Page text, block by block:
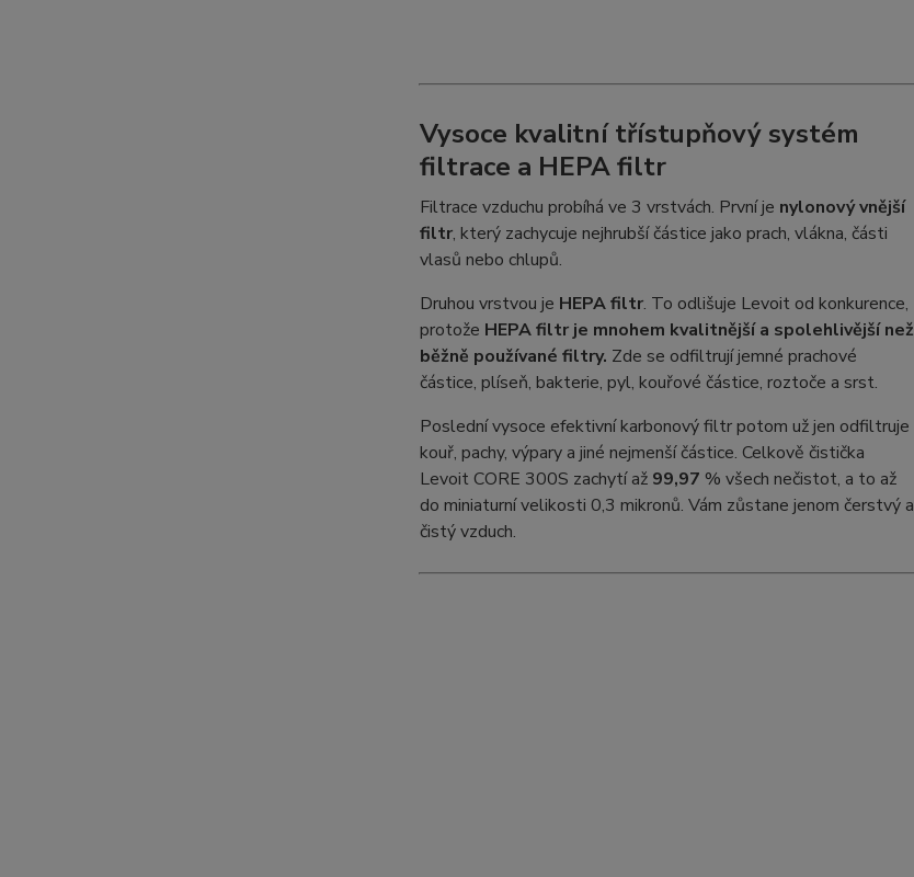
Vysoce kvalitní třístupňový systém
filtrace a HEPA filtr
Filtrace vzduchu probíhá ve 3 vrstvách. První je nylonový vnější
filtr, který zachycuje nejhrubší částice jako prach, vlákna, části
vlasů nebo chlupů.
Druhou vrstvou je HEPA filtr. To odlišuje Levoit od konkurence,
protože HEPAfiltr je mnohem kvalitnější a spolehlivější než
běžně používané filtry. Zde se odfiltrují jemné prachové
částice, plíseň, bakterie, pyl, kouřové částice, roztoče a srst.
Poslední vysoce efektivní karbonový filtr potom už jen odfiltruje
kouř, pachy, výpary a jiné nejmenší částice. Celkově čistička
Levoit CORE 300S zachytí až 99,97 % všech nečistot, a to až
do miniaturní velikosti 0,3 mikronů. Vám zůstane jenom čerstvý a
čistý vzduch.